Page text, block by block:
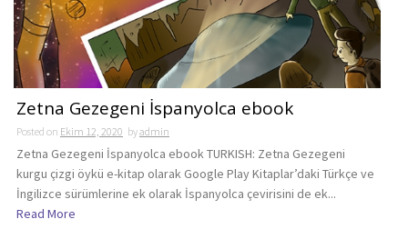
Zetna Gezegeni İspanyolca ebook
Posted on Ekim 12, 2020 byadmin
Zetna Gezegeni İspanyolca ebook TURKISH: Zetna Gezegeni
kurgu çizgi öykü e-kitap olarak Google Play Kitaplar’daki Türkçe ve
İngilizce sürümlerine ek olarak İspanyolca çevirisini de ek...
Read More